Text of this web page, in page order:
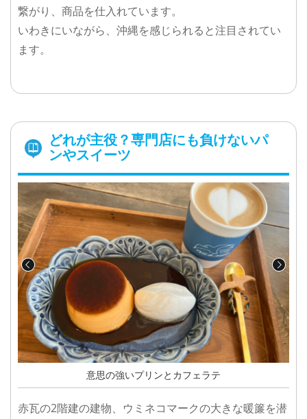
繋がり、商品を仕入れています。
いわきにいながら、沖縄を感じられると注目されてい
ます。
どれが主役？専門店にも負けないパ
ンやスイーツ
意思の強いプリンとカフェラテ
赤瓦の2階建の建物、ウミネコマークの大きな暖簾を潜